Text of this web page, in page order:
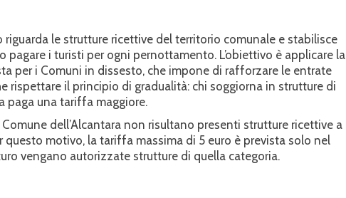
riguarda le strutture ricettive del territorio comunale e stabilisce
pagare i turisti per ogni pernottamento. L’obiettivo è applicare la
per i Comuni in dissesto, che impone di rafforzare le entrate
rispettare il principio di gradualità: chi soggiorna in strutture di
paga una tariffa maggiore.
dell’Alcantara non risultano presenti strutture ricettive a
questo motivo, la tariffa massima di 5 euro è prevista solo nel
vengano autorizzate strutture di quella categoria.